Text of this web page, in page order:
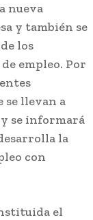
al
nueva
y también se
los
empleo. Por
se llevan a
y se informará
la
con
el